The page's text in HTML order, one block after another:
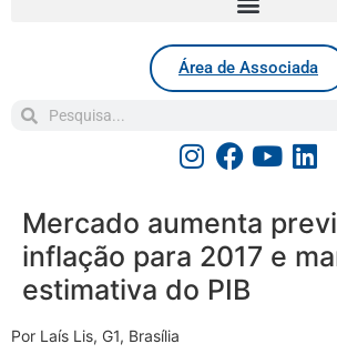
Área de Associada
Mercado aumenta
inflação para 2017 e
estimativa do PIB
Por Laís Lis, G1, Brasília